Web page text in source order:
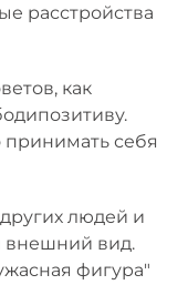
расстройства
как
принимать себя
людей и
внешний вид.
фигура"